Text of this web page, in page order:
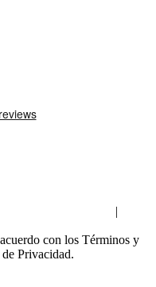
|
con los Términos y
Privacidad.